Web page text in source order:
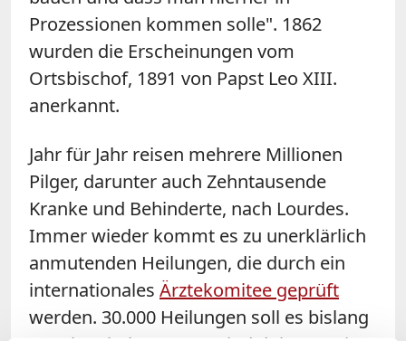
Prozessionen kommen solle". 1862
wurden die Erscheinungen vom
Ortsbischof, 1891 von Papst Leo XIII.
anerkannt.
Jahr für Jahr reisen mehrere Millionen
Pilger, darunter auch Zehntausende
Kranke und Behinderte, nach Lourdes.
Immer wieder kommt es zu unerklärlich
anmutenden Heilungen, die durch ein
internationales Ärztekomitee geprüft
werden. 30.000 Heilungen soll es bislang